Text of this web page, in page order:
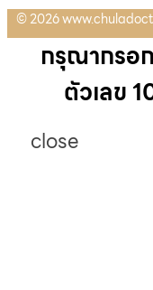
© 2026
กรุณากรอก
ตัวเลข
close